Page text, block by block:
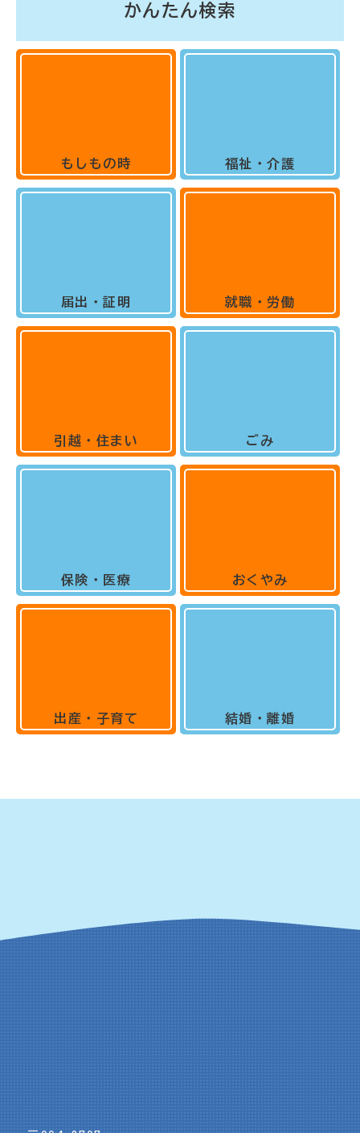
かんたん検索
もしもの時
届出・証明
引越・住まい
保険・医療
出産・子育て
福祉・介護
就職・労働
ごみ
おくやみ
結婚・離婚